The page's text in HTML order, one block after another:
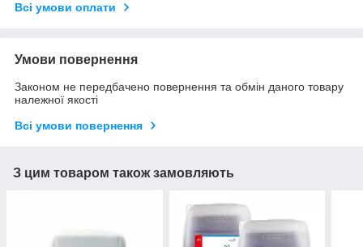
Всі умови оплати
Умови повернення
Законом не передбачено повернення та обмін даного товару
належної якості
Всі умови повернення
З цим товаром також замовляють